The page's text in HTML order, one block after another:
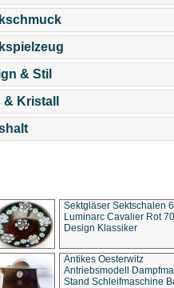
& Stil
& Kristall
Sektgläser Sektschalen
Luminarc Cavalier Rot
Design Klassiker
Antikes Oesterwitz
Antriebsmodell
Stand Schleifmaschine